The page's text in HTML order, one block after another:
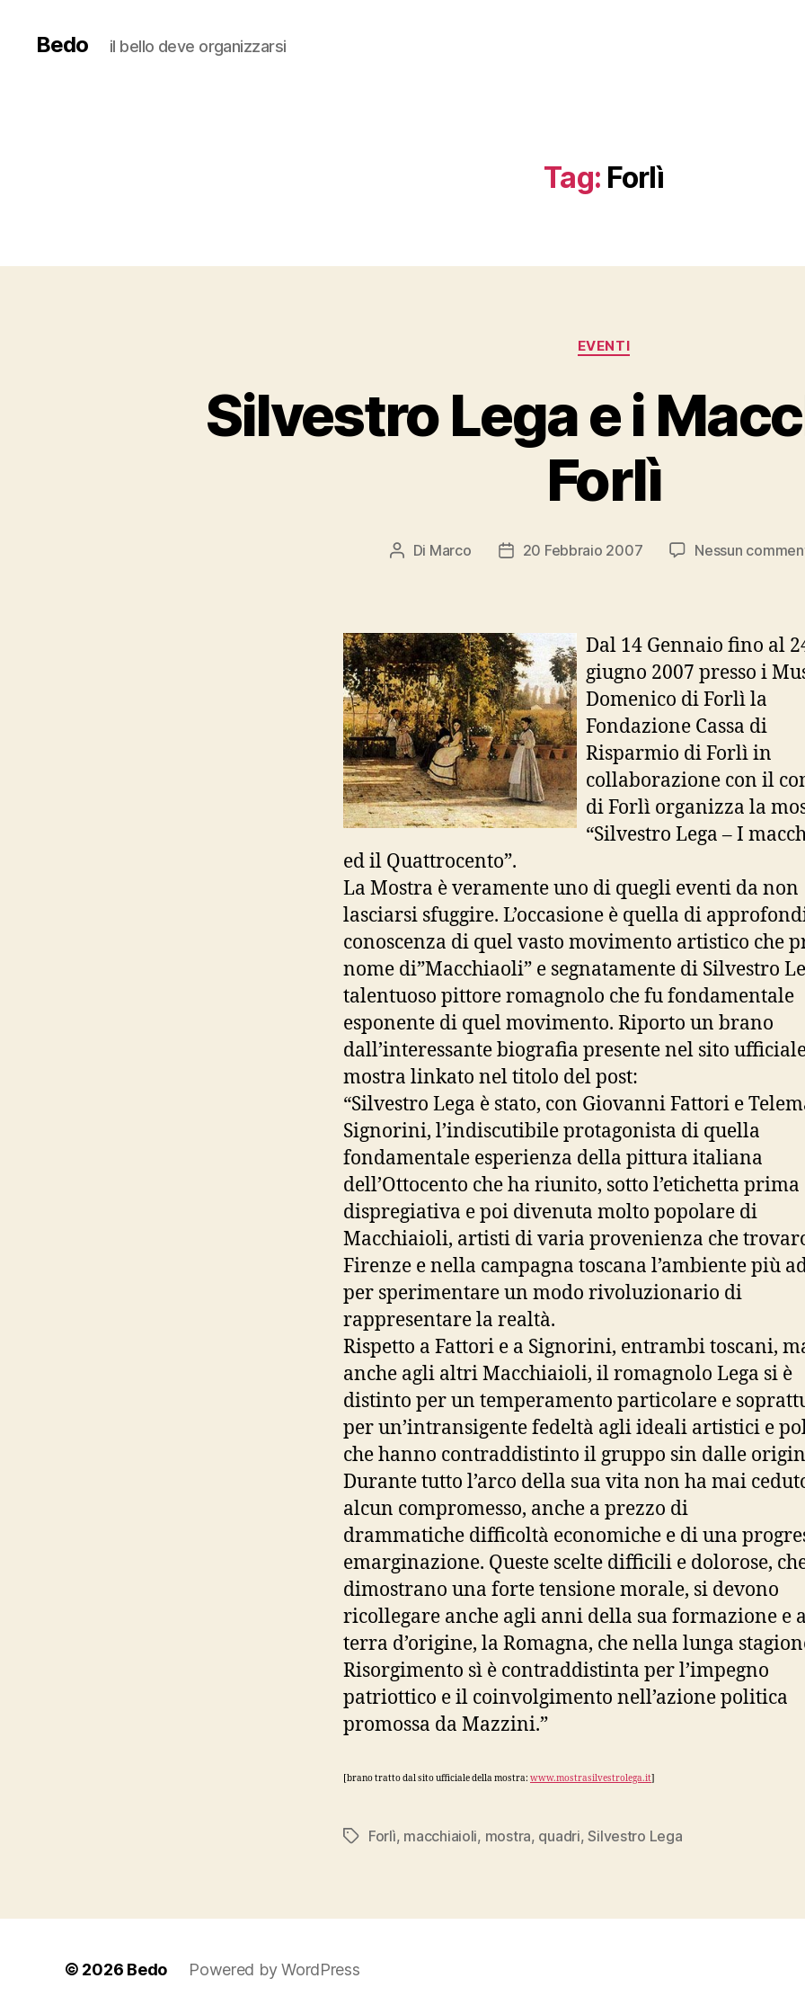
Bedo il bello deve organizzarsi
Tag: Forlì
Categorie
EVENTI
Silvestro Lega e i
Forlì
Autore
Di Marco
Data20 Febbraio 2007 Nessun
Dal 14 Gennaio fino al
giugno 2007 presso i
Domenico di Forlì la
Fondazione Cassa di
Risparmio di Forlì in
collaborazione con il
di Forlì organizza la
“Silvestro Lega – I
ed il Quattrocento”.
La Mostra è veramente uno di quegli eventi da non
lasciarsi sfuggire. L’occasione è quella di
conoscenza di quel vasto movimento artistico che
nome di”Macchiaoli” e segnatamente di Silvestro
talentuoso pittore romagnolo che fu fondamentale
esponente di quel movimento. Riporto un brano
dall’interessante biografia presente nel sito
mostra linkato nel titolo del post:
“Silvestro Lega è stato, con Giovanni Fattori e
Signorini, l’indiscutibile protagonista di quella
fondamentale esperienza della pittura italiana
dell’Ottocento che ha riunito, sotto l’etichetta prima
dispregiativa e poi divenuta molto popolare di
Macchiaioli, artisti di varia provenienza che
Firenze e nella campagna toscana l’ambiente più
per sperimentare un modo rivoluzionario di
rappresentare la realtà.
Rispetto a Fattori e a Signorini, entrambi toscani,
anche agli altri Macchiaioli, il romagnolo Lega si è
distinto per un temperamento particolare e
per un’intransigente fedeltà agli ideali artistici e
che hanno contraddistinto il gruppo sin dalle
Durante tutto l’arco della sua vita non ha mai
alcun compromesso, anche a prezzo di
drammatiche difficoltà economiche e di una
emarginazione. Queste scelte difficili e dolorose,
dimostrano una forte tensione morale, si devono
ricollegare anche agli anni della sua formazione e
terra d’origine, la Romagna, che nella lunga
Risorgimento sì è contraddistinta per l’impegno
patriottico e il coinvolgimento nell’azione politica
promossa da Mazzini.”
[brano tratto dal sito ufficiale della mostra: www.mostrasilvestrolega.it]
Tag Forlì, macchiaioli, mostra, quadri,Silvestro Lega
© 2026 Bedo Powered by WordPress